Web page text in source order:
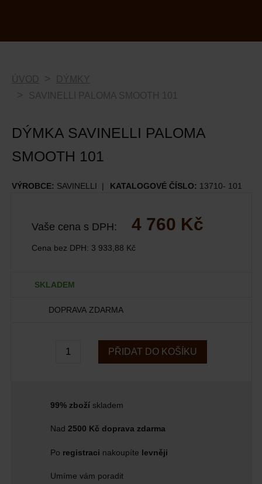
ÚVOD
DÝMKY
SAVINELLI PALOMA SMOOTH 101
DÝMKA SAVINELLI PALOMA
SMOOTH 101
VÝROBCE: SAVINELLI KATALOGOVÉ ČÍSLO: 13710- 101
Vaše cena s DPH: 4 760 Kč
Cena bez DPH: 3 933,88 Kč
SKLADEM
DOPRAVA ZDARMA
PŘIDAT DO KOŠÍKU
99% zbožískladem
Nad 2500 Kč doprava zdarma
Po registraci nakoupíte levněji
Umíme vám poradit